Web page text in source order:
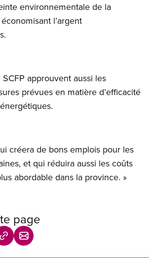
environnementale de la
l’argent
approuvent aussi les
prévues en matière d’efficacité
créera de bons emplois pour les
et qui réduira aussi les coûts
abordable dans la province. »
page